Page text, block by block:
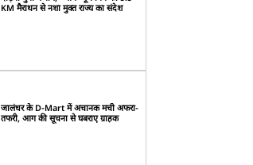
KM मैराथन से नशा मुक्त राज्य का संदेश
जालंधर के D-Mart में अचानक मची अफरा-
तफरी, आग की सूचना से घबराए ग्राहक